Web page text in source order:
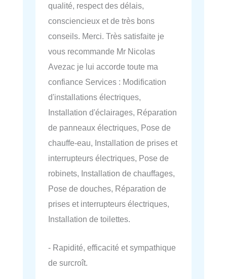
qualité, respect des délais,
consciencieux et de très bons
conseils. Merci. Très satisfaite je
vous recommande Mr Nicolas
Avezac je lui accorde toute ma
confiance Services : Modification
d'installations électriques,
Installation d'éclairages, Réparation
de panneaux électriques, Pose de
chauffe-eau, Installation de prises et
interrupteurs électriques, Pose de
robinets, Installation de chauffages,
Pose de douches, Réparation de
prises et interrupteurs électriques,
Installation de toilettes.
- Rapidité, efficacité et sympathique
de surcroît.